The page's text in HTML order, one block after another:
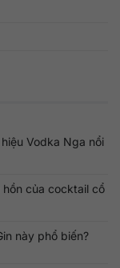
Vodka Nga nổi
hồn của cocktail cổ
này phổ biến?